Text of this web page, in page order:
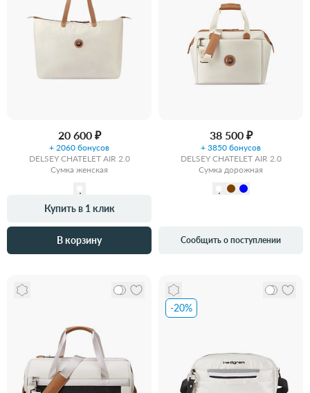
20 600 ₽
+ 2060 бонусов
DELSEY CHATELET AIR 2.0
Сумка женская
Купить в 1 клик
В корзину
38 500 ₽
+ 3850 бонусов
DELSEY CHATELET AIR 2.0
Сумка дорожная
Сообщить о поступлении
-20%